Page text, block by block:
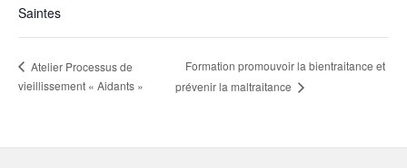
Saintes
Atelier Processus de
vieillissement « Aidants »
Formation promouvoir la bientraitance et
prévenir la maltraitance